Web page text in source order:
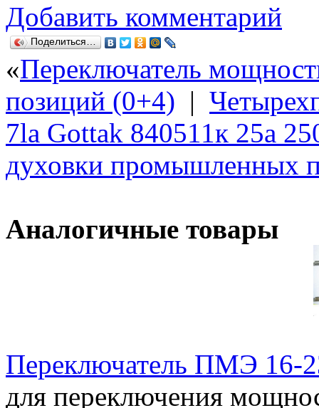
Добавить комментарий
Поделиться…
«Переключатель
позиций (0+4) |
7la Gottak 840511к 25а
духовки промышленных
Аналогичные товары
Переключатель ПМЭ 16-
для переключения